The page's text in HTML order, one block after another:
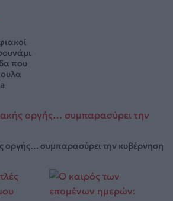
που
συμπαρασύρει την κυβέρνηση